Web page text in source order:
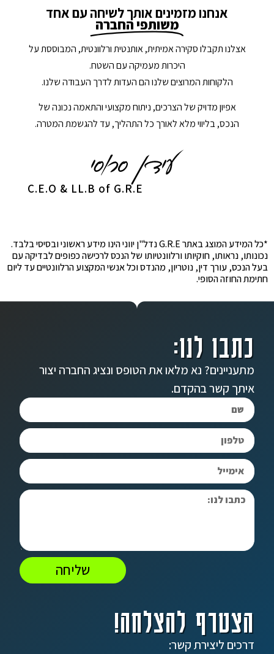
אנחנו מזמינים אותך לשיחה עם אחד
משותפי החברה
אצלנו תקבלו סקירה אמיתית, אותנטית ורלוונטית, המבוססת על
היכרות מעמיקה עם השטח.
הלקוחות המרוצים שלנו הם העדות לדרך העבודה שלנו.
אפיון מדויק של הצרכים, ניתוח מקצועי והתאמה נכונה של
הנכס, בליווי מלא לאורך כל התהליך, עד להגשמת המטרה.
C.E.O & LL.B of G.R.E
*כל המידע המוצג באתר G.R.E נדל"ן יווני הינו מידע ראשוני ובסיסי בלבד.
נכונותו, נראותו, חוקיותו ורלוונטיותו של הנכס לרכישה כפופים לבדיקה עם
בעל הנכס, עורך דין, נוטריון, מהנדס וכל אנשי המקצוע הרלוונטיים עד ליום
חתימת החוזה הסופי.
הצטרף להצלחה!
דרכים ליצירת קשר:
כתבו לנו:
מתעניינים? נא מלאו את הטופס ונציג החברה יצור
איתך קשר בהקדם.
שליחה